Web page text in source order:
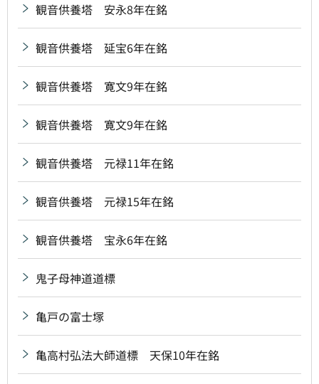
観音供養塔 安永8年在銘
観音供養塔 延宝6年在銘
観音供養塔 寛文9年在銘
観音供養塔 寛文9年在銘
観音供養塔 元禄11年在銘
観音供養塔 元禄15年在銘
観音供養塔 宝永6年在銘
鬼子母神道道標
亀戸の富士塚
亀高村弘法大師道標 天保10年在銘